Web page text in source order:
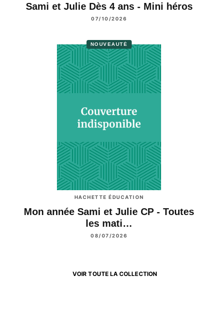
Sami et Julie Dès 4 ans - Mini héros
07/10/2026
NOUVEAUTÉ
HACHETTE ÉDUCATION
Mon année Sami et Julie CP - Toutes
les mati…
08/07/2026
VOIR TOUTE LA COLLECTION